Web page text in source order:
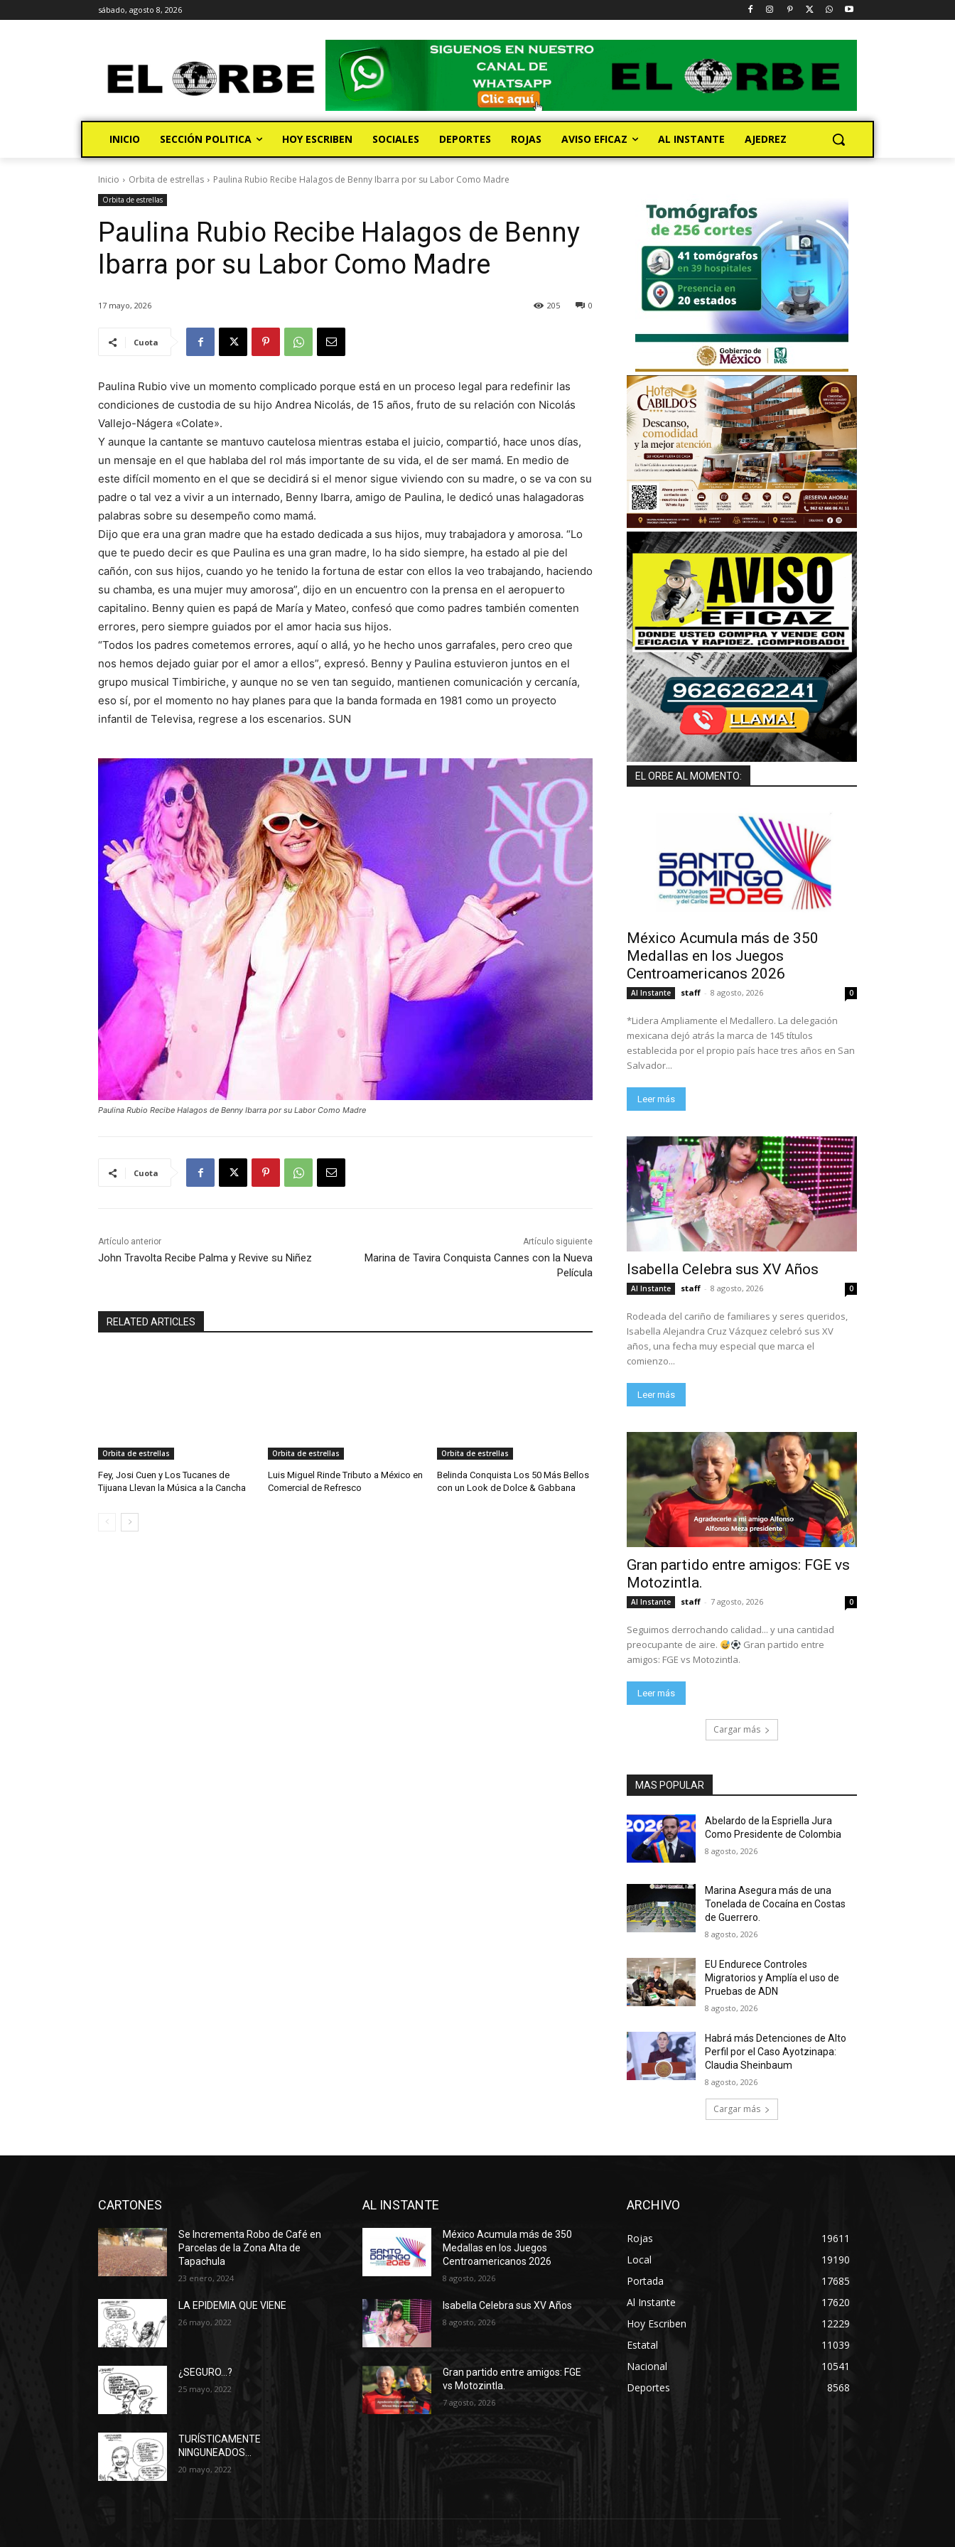
sábado, agosto 8, 2026
INICIO SECCIÓN POLITICA HOY ESCRIBEN SOCIALES DEPORTES ROJAS AVISO EFICAZ AL INSTANTE AJEDREZ
Inicio Orbita de estrellas Paulina Rubio Recibe Halagos de Benny Ibarra por su Labor Como Madre
Orbita de estrellas
Paulina Rubio Recibe Halagos de Benny
Ibarra por su Labor Como Madre
17 mayo, 2026 0
205
Cuota
Paulina Rubio vive un momento complicado porque está en un proceso legal para redefinir las
condiciones de custodia de su hijo Andrea Nicolás, de 15 años, fruto de su relación con Nicolás
Vallejo-Nágera «Colate».
Y aunque la cantante se mantuvo cautelosa mientras estaba el juicio, compartió, hace unos días,
un mensaje en el que hablaba del rol más importante de su vida, el de ser mamá. En medio de
este difícil momento en el que se decidirá si el menor sigue viviendo con su madre, o se va con su
padre o tal vez a vivir a un internado, Benny Ibarra, amigo de Paulina, le dedicó unas halagadoras
palabras sobre su desempeño como mamá.
Dijo que era una gran madre que ha estado dedicada a sus hijos, muy trabajadora y amorosa. “Lo
que te puedo decir es que Paulina es una gran madre, lo ha sido siempre, ha estado al pie del
cañón, con sus hijos, cuando yo he tenido la fortuna de estar con ellos la veo trabajando, haciendo
su chamba, es una mujer muy amorosa”, dijo en un encuentro con la prensa en el aeropuerto
capitalino. Benny quien es papá de María y Mateo, confesó que como padres también comenten
errores, pero siempre guiados por el amor hacia sus hijos.
“Todos los padres cometemos errores, aquí o allá, yo he hecho unos garrafales, pero creo que
nos hemos dejado guiar por el amor a ellos”, expresó. Benny y Paulina estuvieron juntos en el
grupo musical Timbiriche, y aunque no se ven tan seguido, mantienen comunicación y cercanía,
eso sí, por el momento no hay planes para que la banda formada en 1981 como un proyecto
infantil de Televisa, regrese a los escenarios. SUN
Paulina Rubio Recibe Halagos de Benny Ibarra por su Labor Como Madre
Cuota
Artículo anterior
John Travolta Recibe Palma y Revive su Niñez
Artículo siguiente
Marina de Tavira Conquista Cannes con la Nueva
Película
RELATED ARTICLES
Orbita de estrellas
Fey, Josi Cuen y Los Tucanes de
Tijuana Llevan la Música a la Cancha
Orbita de estrellas
Luis Miguel Rinde Tributo a México en
Comercial de Refresco
Orbita de estrellas
Belinda Conquista Los 50 Más Bellos
con un Look de Dolce & Gabbana
EL ORBE AL MOMENTO:
México Acumula más de 350
Medallas en los Juegos
Centroamericanos 2026
Al Instante staff - 8 agosto, 2026 0
*Lidera Ampliamente el Medallero. La delegación
mexicana dejó atrás la marca de 145 títulos
establecida por el propio país hace tres años en San
Salvador...
Leer más
Isabella Celebra sus XV Años
Al Instante staff - 8 agosto, 2026 0
Rodeada del cariño de familiares y seres queridos,
Isabella Alejandra Cruz Vázquez celebró sus XV
años, una fecha muy especial que marca el
comienzo...
Leer más
Gran partido entre amigos: FGE vs
Motozintla.
Al Instante staff - 7 agosto, 2026 0
Seguimos derrochando calidad... y una cantidad
preocupante de aire.
Gran partido entre
amigos: FGE vs Motozintla.
Leer más
Cargar más
MAS POPULAR
Abelardo de la Espriella Jura
Como Presidente de Colombia
8 agosto, 2026
Marina Asegura más de una
Tonelada de Cocaína en Costas
de Guerrero.
8 agosto, 2026
EU Endurece Controles
Migratorios y Amplía el uso de
Pruebas de ADN
8 agosto, 2026
Habrá más Detenciones de Alto
Perfil por el Caso Ayotzinapa:
Claudia Sheinbaum
8 agosto, 2026
Cargar más
CARTONES
Se Incrementa Robo de Café en
Parcelas de la Zona Alta de
Tapachula
23 enero, 2024
LA EPIDEMIA QUE VIENE
26 mayo, 2022
¿SEGURO…?
25 mayo, 2022
TURÍSTICAMENTE
NINGUNEADOS…
20 mayo, 2022
AL INSTANTE
México Acumula más de 350
Medallas en los Juegos
Centroamericanos 2026
8 agosto, 2026
Isabella Celebra sus XV Años
8 agosto, 2026
Gran partido entre amigos: FGE
vs Motozintla.
7 agosto, 2026
ARCHIVO
Rojas
19611
Local
19190
Portada
17685
Al Instante
17620
Hoy Escriben
12229
Estatal
11039
Nacional
10541
Deportes
8568